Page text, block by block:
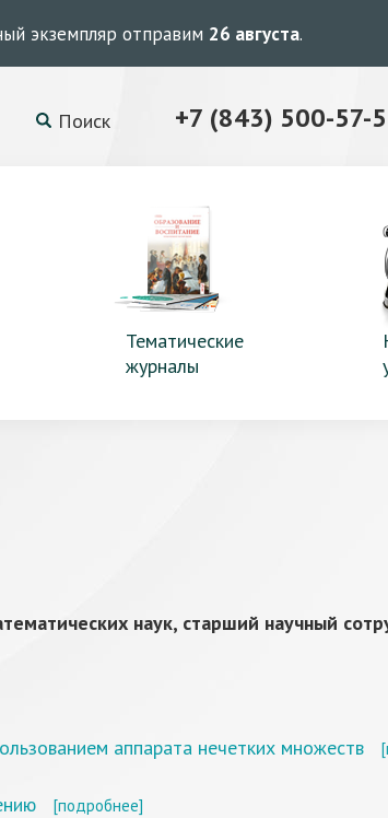
экземпляр отправим 26 августа.
Поиск +7 (843) 500-57-
Тематические
журналы
наук, старший научный
аппарата нечетких множеств
[подробнее]